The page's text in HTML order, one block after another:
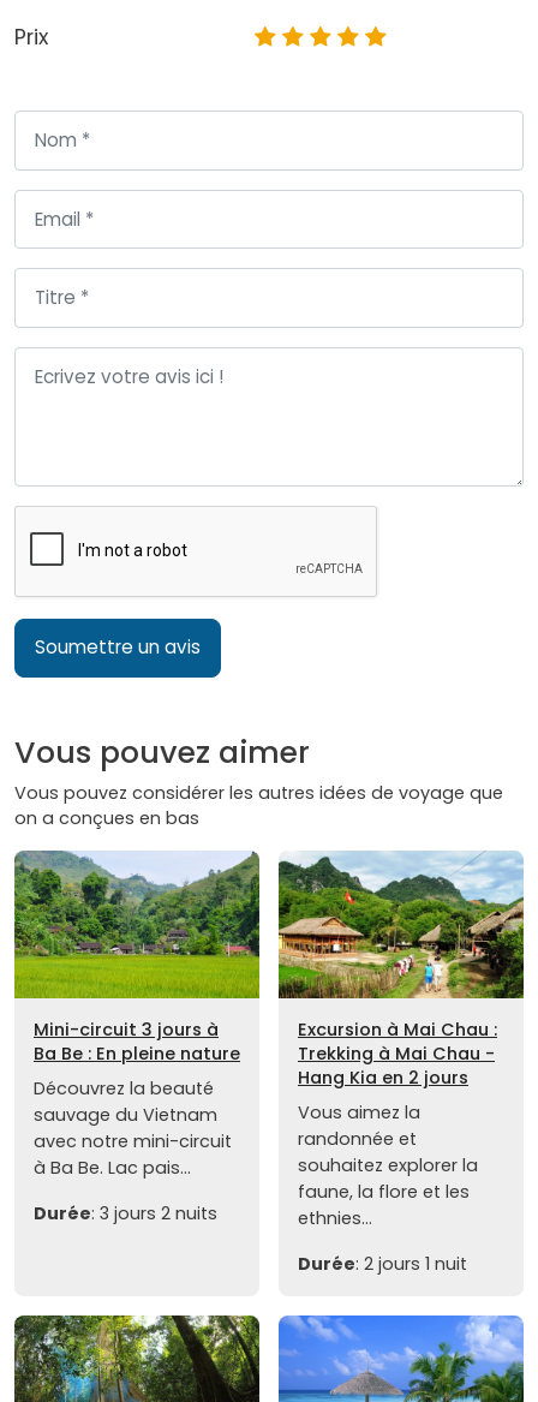
Prix
Soumettre un avis
Vous pouvez aimer
Vous pouvez considérer les autres idées de voyage que
on a conçues en bas
Mini-circuit 3 jours à
Ba Be : En pleine nature
Découvrez la beauté
sauvage du Vietnam
avec notre mini-circuit
à Ba Be. Lac pais...
Durée: 3 jours 2 nuits
Excursion à Mai Chau :
Trekking à Mai Chau -
Hang Kia en 2 jours
Vous aimez la
randonnée et
souhaitez explorer la
faune, la flore et les
ethnies...
Durée: 2 jours 1 nuit